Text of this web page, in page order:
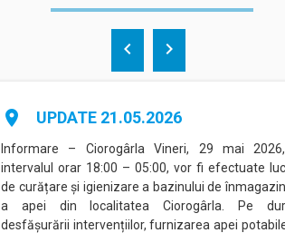
place UPDATE 21.05.2026
Informare – Ciorogârla Vineri, 29 mai
intervalul orar 18:00 – 05:00, vor fi efectuate
de curățare și igienizare a bazinului de
a apei din localitatea Ciorogârla. Pe
desfășurării intervențiilor, furnizarea apei
chevron_left chevron_right